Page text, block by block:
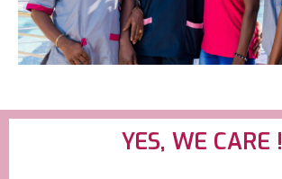
YES, WE CARE !